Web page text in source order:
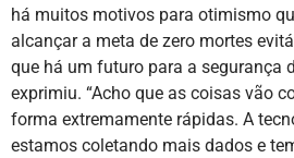
há muitos motivos para otimismo
alcançar a meta de zero mortes
que há um futuro para a segurança
exprimiu. “Acho que as coisas vão
forma extremamente rápidas. A
estamos coletando mais dados e